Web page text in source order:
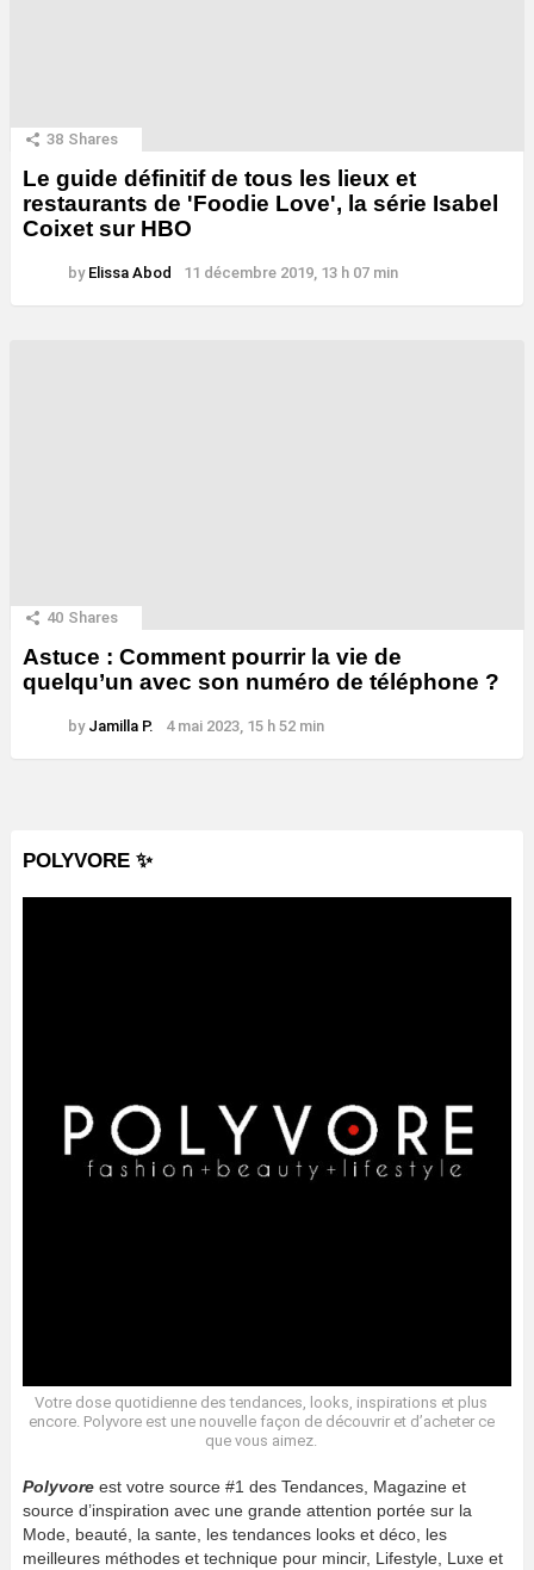
38 Shares
Le guide définitif de tous les lieux et
restaurants de 'Foodie Love', la série Isabel
Coixet sur HBO
by Elissa Abod 11 décembre 2019, 13 h 07 min
40 Shares
Astuce : Comment pourrir la vie de
quelqu’un avec son numéro de téléphone ?
by Jamilla P. 4 mai 2023, 15 h 52 min
POLYVORE ✨
Votre dose quotidienne des tendances, looks, inspirations et plus
encore. Polyvore est une nouvelle façon de découvrir et d’acheter ce
que vous aimez.
Polyvore est votre source #1 des Tendances, Magazine et
source d’inspiration avec une grande attention portée sur la
Mode, beauté, la sante, les tendances looks et déco, les
meilleures méthodes et technique pour mincir, Lifestyle, Luxe et